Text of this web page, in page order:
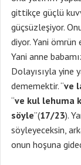
gittikçe güçlü
güçsüzleşiyor.
diyor. Yani ömrün
Yani anne
Dolayısıyla yine
dememektir. “ve
“ve kul lehuma
söyle”(17/23).
söyleyeceksin,
onun hoşuna